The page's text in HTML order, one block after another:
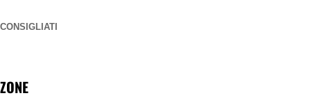
CONSIGLIATI
ZONE